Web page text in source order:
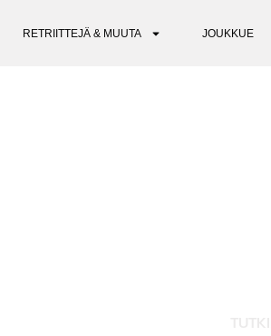
RETRIITTEJÄ & MUUTA JOUKKUE